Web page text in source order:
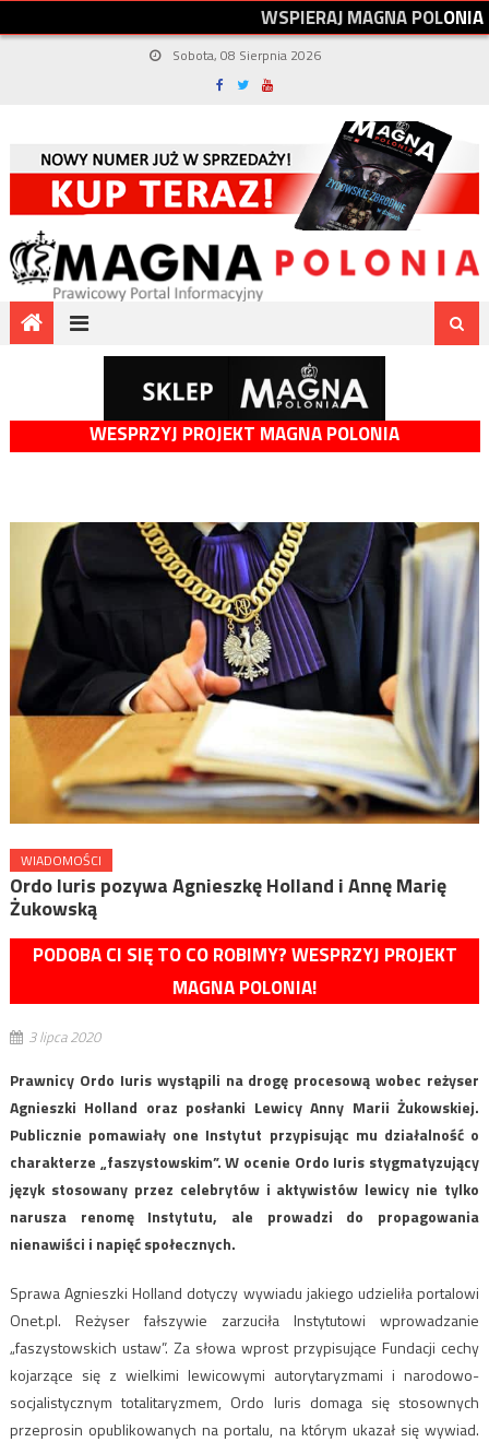
WSPIERAJMAGNAPOLONIA
Sobota, 08 Sierpnia 2026
WESPRZYJ PROJEKT MAGNA POLONIA
WIADOMOŚCI
Ordo Iuris pozywa Agnieszkę Holland i Annę Marię
Żukowską
PODOBA CI SIĘ TO CO ROBIMY? WESPRZYJ PROJEKT
MAGNA POLONIA!
3 lipca 2020
Prawnicy Ordo Iuris wystąpili na drogę procesową wobec reżyser
Agnieszki Holland oraz posłanki Lewicy Anny Marii Żukowskiej.
Publicznie pomawiały one Instytut przypisując mu działalność o
charakterze „faszystowskim”. W ocenie Ordo Iuris stygmatyzujący
język stosowany przez celebrytów i aktywistów lewicy nie tylko
narusza renomę Instytutu, ale prowadzi do propagowania
nienawiści i napięć społecznych.
Sprawa Agnieszki Holland dotyczy wywiadu jakiego udzieliła portalowi
Onet.pl. Reżyser fałszywie zarzuciła Instytutowi wprowadzanie
„faszystowskich ustaw”. Za słowa wprost przypisujące Fundacji cechy
kojarzące się z wielkimi lewicowymi autorytaryzmami i narodowo-
socjalistycznym totalitaryzmem, Ordo Iuris domaga się stosownych
przeprosin opublikowanych na portalu, na którym ukazał się wywiad.